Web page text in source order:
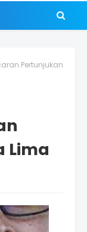
Pertunjukan
Lima